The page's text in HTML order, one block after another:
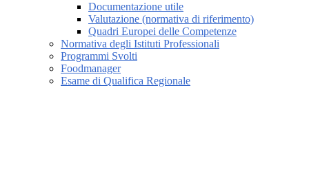
Documentazione utile
Valutazione (normativa di riferimento)
Quadri Europei delle Competenze
Normativa degli Istituti Professionali
Programmi Svolti
Foodmanager
Esame di Qualifica Regionale